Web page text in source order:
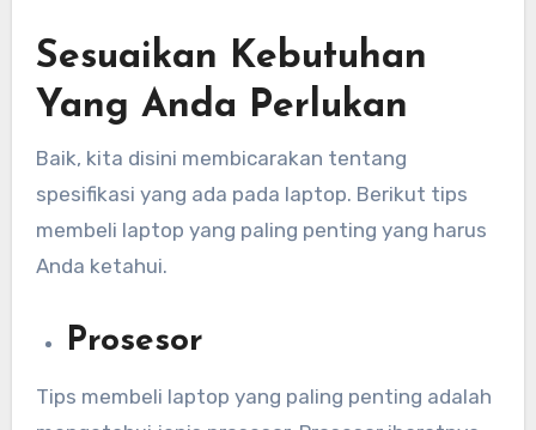
Sesuaikan Kebutuhan
Yang Anda Perlukan
Baik, kita disini membicarakan tentang
spesifikasi yang ada pada laptop. Berikut tips
membeli laptop yang paling penting yang harus
Anda ketahui.
Prosesor
Tips membeli laptop yang paling penting adalah